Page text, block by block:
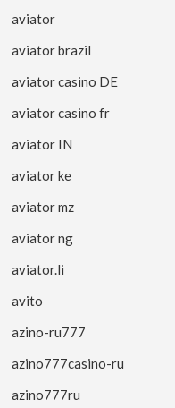
aviator
aviator brazil
aviator casino DE
aviator casino fr
aviator IN
aviator ke
aviator mz
aviator ng
aviator.li
avito
azino-ru777
azino777casino-ru
azino777ru